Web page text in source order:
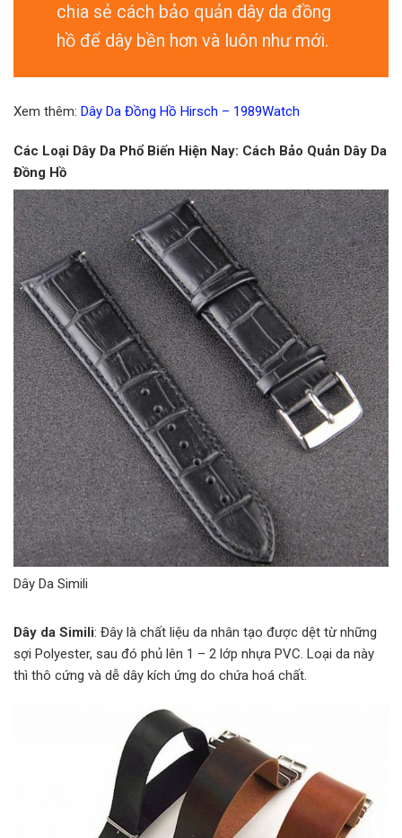
chia sẻ cách bảo quản dây da đồng
hồ để dây bền hơn và luôn như mới.
Xem thêm: Dây Da Đồng Hồ Hirsch – 1989Watch
Các Loại Dây Da Phổ Biến Hiện Nay: Cách Bảo Quản Dây Da
Đồng Hồ
Dây Da Simili
Dây da Simili: Đây là chất liệu da nhân tạo được dệt từ những
sợi Polyester, sau đó phủ lên 1 – 2 lớp nhựa PVC. Loại da này
thì thô cứng và dễ dây kích ứng do chứa hoá chất.